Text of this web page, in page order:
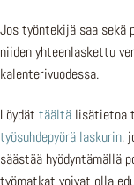
Jos työntekijä saa sekä
niiden yhteenlaskettu
kalenterivuodessa.
Löydät täältä lisätietoa
työsuhdepyörä laskurin,
säästää hyödyntämällä
työmatkat voivat olla